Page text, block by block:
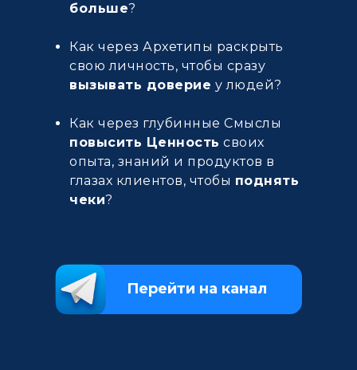
больше?
Как через Архетипы раскрыть
свою личность, чтобы сразу
вызывать доверие у людей?
Как через глубинные Смыслы
повысить Ценность своих
опыта, знаний и продуктов в
глазах клиентов, чтобы поднять
чеки?
Перейти на канал